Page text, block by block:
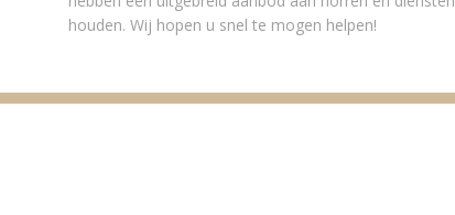
houden. Wij hopen u snel te mogen helpen!